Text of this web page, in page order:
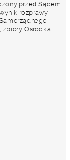
przed Sądem
rozprawy
zbiory Ośrodka